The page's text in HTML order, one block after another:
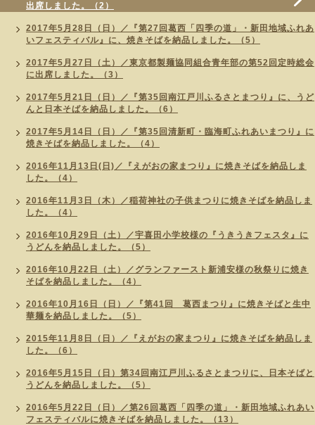
出席しました。（2）
2017年5月28日（日）／『第27回葛西「四季の道」・新田地域ふれあ
いフェスティバル』に、焼きそばを納品しました。（5）
2017年5月27日（土）／東京都製麺協同組合青年部の第52回定時総会
に出席しました。（3）
2017年5月21日（日）／『第35回南江戸川ふるさとまつり』に、うど
んと日本そばを納品しました。（6）
2017年5月14日（日）／『第35回清新町・臨海町ふれあいまつり』に
焼きそばを納品しました。（4）
2016年11月13日(日)／『えがおの家まつり』に焼きそばを納品しま
した。（4）
2016年11月3日（木）／稲荷神社の子供まつりに焼きそばを納品しま
した。（4）
2016年10月29日（土）／宇喜田小学校様の『うきうきフェスタ』に
うどんを納品しました。（5）
2016年10月22日（土）／グランファースト新浦安様の秋祭りに焼き
そばを納品しました。（4）
2016年10月16日（日）／『第41回 葛西まつり』に焼きそばと生中
華麺を納品しました。（5）
2015年11月8日（日）／『えがおの家まつり』に焼きそばを納品しま
した。（6）
2016年5月15日（日）第34回南江戸川ふるさとまつりに、日本そばと
うどんを納品しました。（5）
2016年5月22日（日）／第26回葛西「四季の道」・新田地域ふれあい
フェスティバルに焼きそばを納品しました。（13）